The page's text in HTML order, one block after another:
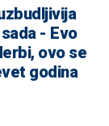
- Evo
ovo se
godina